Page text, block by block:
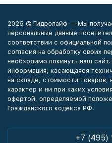
2026 © Гидролайф — Мы
персональные данные
соответствии с официальной
согласия на обработку своих
необходимо покинуть наш
информация, касающаяся
на складе, стоимости товаров,
характер и ни при каких
офертой, определяемой
Гражданского кодекса РФ.
+7 (495)